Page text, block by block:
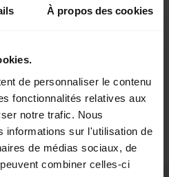
À propos des cookies
de personnaliser le contenu
fonctionnalités relatives aux
notre trafic. Nous
informations sur l'utilisation de
de médias sociaux, de
combiner celles-ci
Jabra GN2100 4-in-1,
Noise Canceling, STD
Jabra